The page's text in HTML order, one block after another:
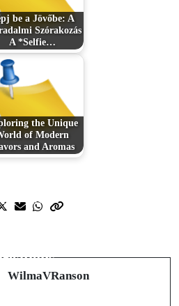
be a Jövőbe: A
Szórakozás
A *Selfie…
the Unique
of Modern
and Aromas
Prev Post
WilmaVRanson